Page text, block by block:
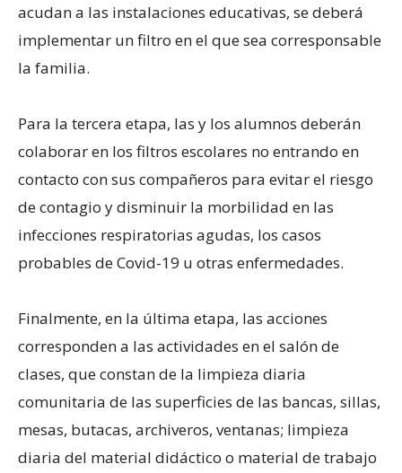
acudan a las instalaciones educativas, se deberá
implementar un filtro en el que sea corresponsable
la familia.
Para la tercera etapa, las y los alumnos deberán
colaborar en los filtros escolares no entrando en
contacto con sus compañeros para evitar el riesgo
de contagio y disminuir la morbilidad en las
infecciones respiratorias agudas, los casos
probables de Covid-19 u otras enfermedades.
Finalmente, en la última etapa, las acciones
corresponden a las actividades en el salón de
clases, que constan de la limpieza diaria
comunitaria de las superficies de las bancas, sillas,
mesas, butacas, archiveros, ventanas; limpieza
diaria del material didáctico o material de trabajo